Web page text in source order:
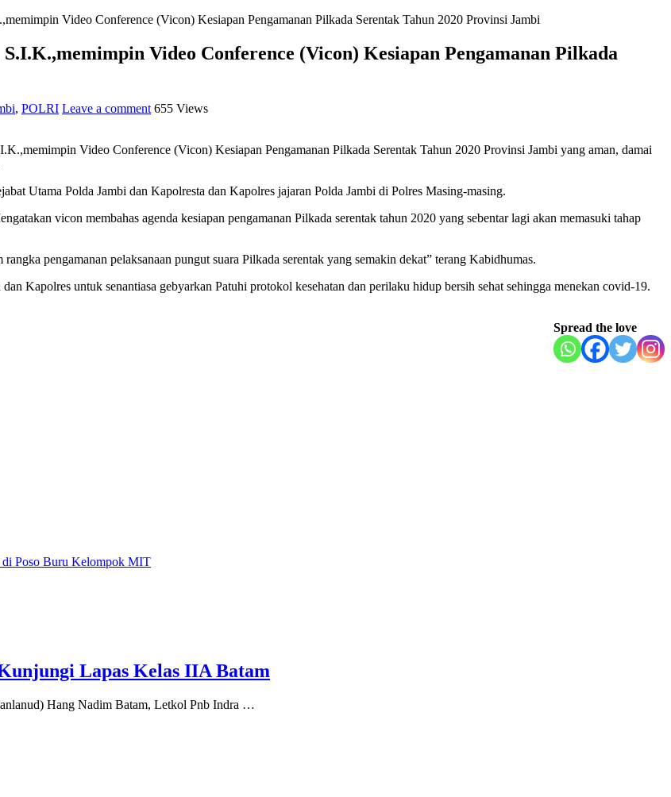
Video Conference (Vicon) Kesiapan Pengamanan Pilkada Serentak Tahun 2020 Provinsi Jambi
Video Conference (Vicon) Kesiapan Pengamanan Pilkada
, POLRI Leave a comment 655 Views
Video Conference (Vicon) Kesiapan Pengamanan Pilkada Serentak Tahun 2020 Provinsi Jambi yang aman, damai
Utama Polda Jambi dan Kapolresta dan Kapolres jajaran Polda Jambi di Polres Masing-masing.
vicon membahas agenda kesiapan pengamanan Pilkada serentak tahun 2020 yang sebentar lagi akan memasuki tahap
pengamanan pelaksanaan pungut suara Pilkada serentak yang semakin dekat” terang Kabidhumas.
Kapolres untuk senantiasa gebyarkan Patuhi protokol kesehatan dan perilaku hidup bersih sehat sehingga menekan covid-19.
Spread the love
Poso Buru Kelompok MIT
Lapas Kelas IIA Batam
Hang Nadim Batam, Letkol Pnb Indra …